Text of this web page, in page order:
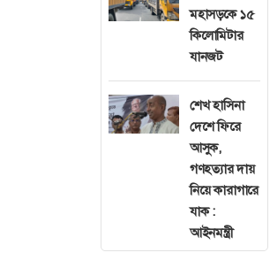
মহাসড়কে ১৫
কিলোমিটার
যানজট
শেখ হাসিনা
দেশে ফিরে
আসুক,
গণহত্যার দায়
নিয়ে কারাগারে
যাক :
আইনমন্ত্রী